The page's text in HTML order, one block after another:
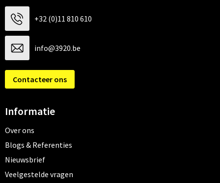
+32 (0)11 810 610
info@3920.be
Contacteer ons
Informatie
Over ons
Blogs & Referenties
Nieuwsbrief
Veelgestelde vragen